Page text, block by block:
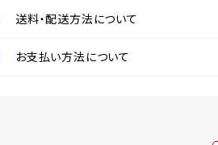
送料・配送方法について
お支払い方法について